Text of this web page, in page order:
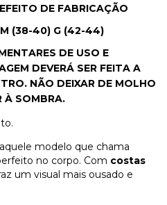
DE FABRICAÇÃO
(38-40) G (42-44)
DE USO E
DEVERÁ SER FEITA A
NÃO DEIXAR DE MOLHO
À SOMBRA.
modelo que chama
no corpo. Com costas
um visual mais ousado e